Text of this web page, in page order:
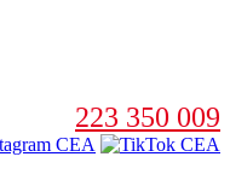
223 350 009